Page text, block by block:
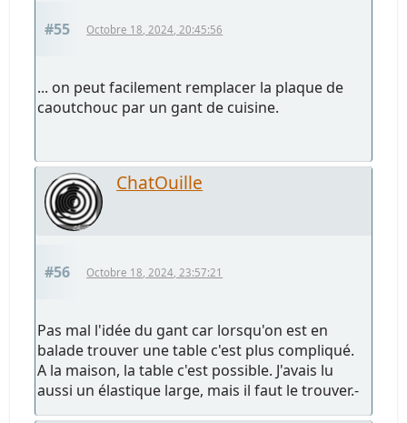
#55 Octobre 18, 2024, 20:45:56
... on peut facilement remplacer la plaque de
caoutchouc par un gant de cuisine.
ChatOuille
#56 Octobre 18, 2024, 23:57:21
Pas mal l'idée du gant car lorsqu'on est en
balade trouver une table c'est plus compliqué.
A la maison, la table c'est possible. J'avais lu
aussi un élastique large, mais il faut le trouver.-